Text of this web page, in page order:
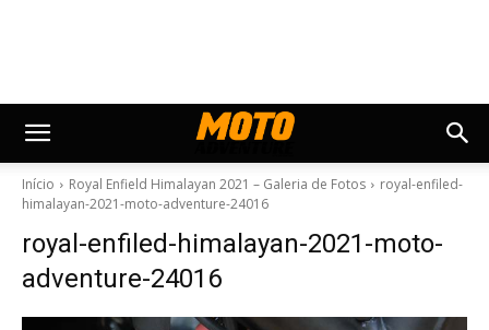
Início Royal Enfield Himalayan 2021 – Galeria de Fotos
royal-enfiled-
himalayan-2021-moto-adventure-24016
royal-enfiled-himalayan-2021-moto-
adventure-24016